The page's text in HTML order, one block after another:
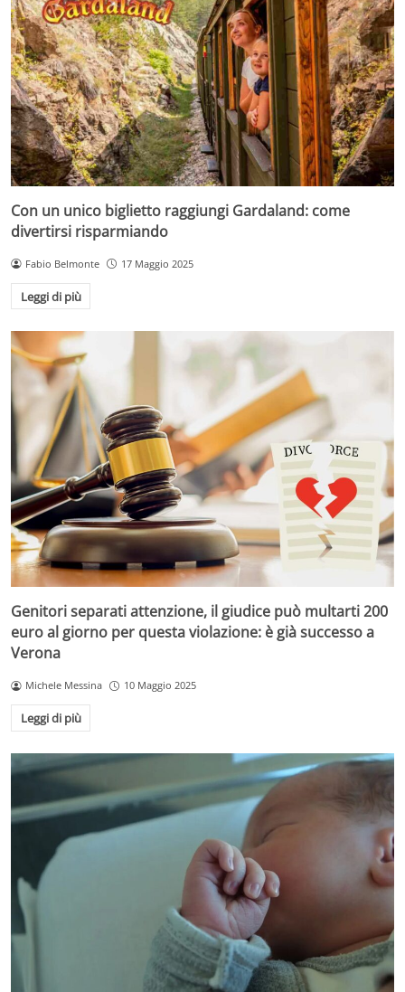
Con un unico biglietto raggiungi Gardaland: come
divertirsi risparmiando
Fabio Belmonte 17 Maggio 2025
Leggi di più
Genitori separati attenzione, il giudice può multarti 200
euro al giorno per questa violazione: è già successo a
Verona
Michele Messina 10 Maggio 2025
Leggi di più